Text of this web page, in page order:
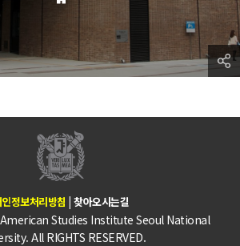
정보처리방침 |찾아오시는길
Studies Institute Seoul National
All RIGHTS RESERVED.